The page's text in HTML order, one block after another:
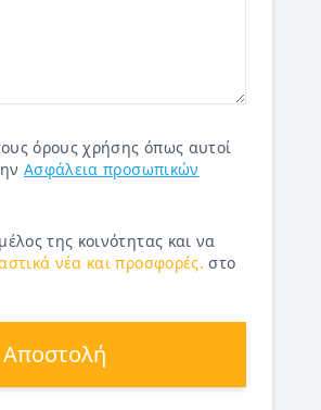
όρους χρήσης όπως αυτοί
Ασφάλεια προσωπικών
της κοινότητας και να
νέα και προσφορές. στο
Αποστολή